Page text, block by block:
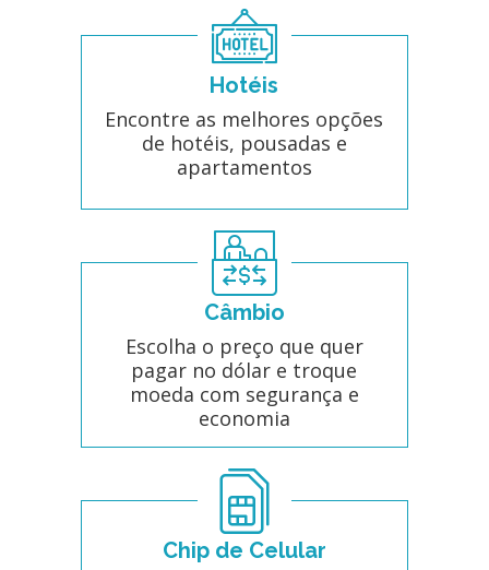
Hotéis
Encontre as melhores opções
de hotéis, pousadas e
apartamentos
Câmbio
Escolha o preço que quer
pagar no dólar e troque
moeda com segurança e
economia
Chip de Celular